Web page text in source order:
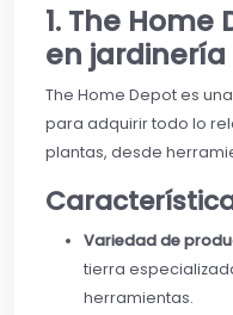
1. The Home
en jardinería
The Home Depot es
para adquirir todo lo
plantas, desde
Variedad de
tierra
herramientas.